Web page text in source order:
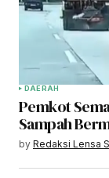
DAERAH
Pemkot
Sampah
by Redaksi Lensa